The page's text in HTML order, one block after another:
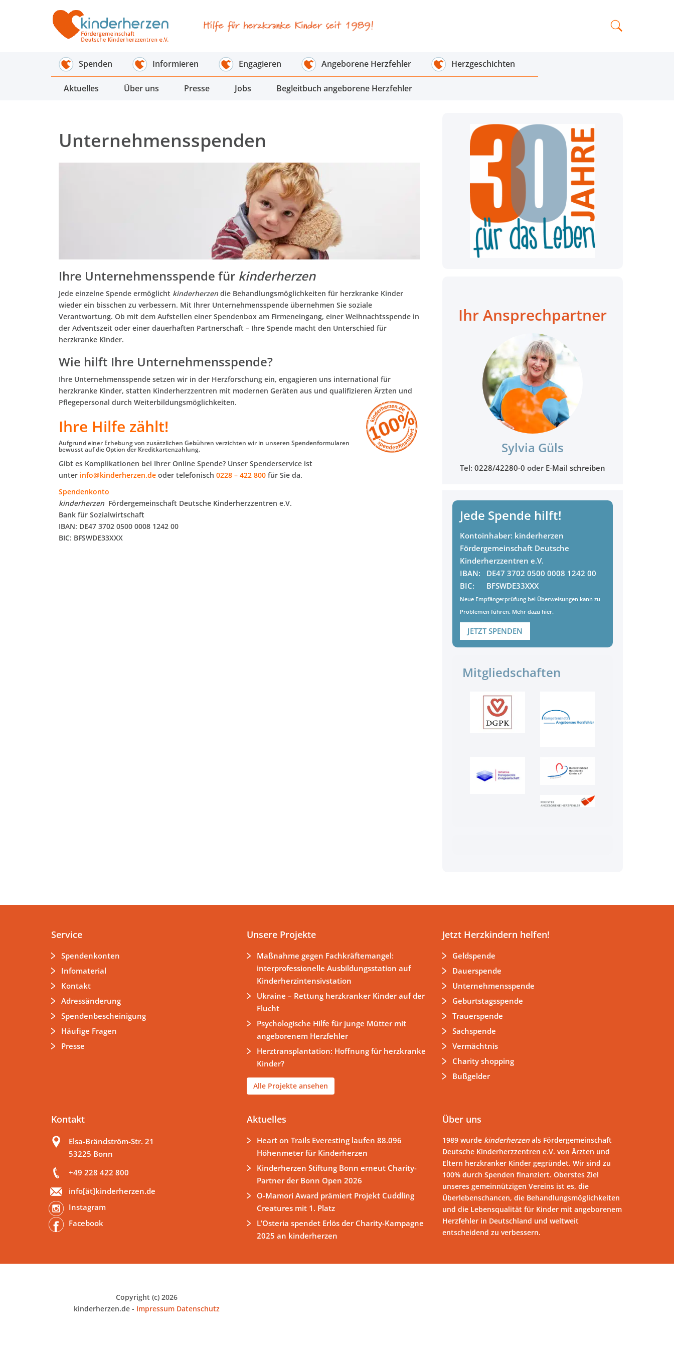
Spenden Informieren Engagieren Angeborene Herzfehler Herzgeschichten
Aktuelles Über uns Presse Jobs Begleitbuch angeborene Herzfehler
Unternehmensspenden
Ihre Unternehmensspende für kinderherzen
Jede einzelne Spende ermöglicht kinderherzen die Behandlungsmöglichkeiten für herzkranke Kinder
wieder ein bisschen zu verbessern. Mit Ihrer Unternehmensspende übernehmen Sie soziale
Verantwortung. Ob mit dem Aufstellen einer Spendenbox am Firmeneingang, einer Weihnachtsspende in
der Adventszeit oder einer dauerhaften Partnerschaft – Ihre Spende macht den Unterschied für
herzkranke Kinder.
Wie hilft Ihre Unternehmensspende?
Ihre Unternehmensspende setzen wir in der Herzforschung ein, engagieren uns international für
herzkranke Kinder, statten Kinderherzzentren mit modernen Geräten aus und qualifizieren Ärzten und
Pflegepersonal durch Weiterbildungsmöglichkeiten.
Ihre Hilfe zählt!
Aufgrund einer Erhebung von zusätzlichen Gebühren verzichten wir in unseren Spendenformularen
bewusst auf die Option der Kreditkartenzahlung.
Gibt es Komplikationen bei Ihrer Online Spende? Unser Spenderservice ist
unter info@kinderherzen.de oder telefonisch 0228 – 422 800 für Sie da.
Spendenkonto
kinderherzen Fördergemeinschaft Deutsche Kinderherzzentren e.V.
Bank für Sozialwirtschaft
IBAN: DE47 3702 0500 0008 1242 00
BIC: BFSWDE33XXX
Ihr Ansprechpartner
Sylvia Güls
Tel: 0228/42280-0 oder E-Mail schreiben
Jede Spende hilft!
Kontoinhaber: kinderherzen
Fördergemeinschaft Deutsche
Kinderherzzentren e.V.
IBAN:
DE47 3702 0500 0008 1242 00
BIC:
BFSWDE33XXX
Neue Empfängerprüfung bei Überweisungen kann zu
Problemen führen. Mehr dazu hier.
JETZT SPENDEN
Mitgliedschaften
Service
Spendenkonten
Infomaterial
Kontakt
Adressänderung
Spendenbescheinigung
Häufige Fragen
Presse
Unsere Projekte
Maßnahme gegen Fachkräftemangel:
interprofessionelle Ausbildungsstation auf
Kinderherzintensivstation
Ukraine – Rettung herzkranker Kinder auf der
Flucht
Psychologische Hilfe für junge Mütter mit
angeborenem Herzfehler
Herztransplantation: Hoffnung für herzkranke
Kinder?
Alle Projekte ansehen
Jetzt Herzkindern helfen!
Geldspende
Dauerspende
Unternehmensspende
Geburtstagsspende
Trauerspende
Sachspende
Vermächtnis
Charity shopping
Bußgelder
Kontakt
Elsa-Brändström-Str. 21
53225 Bonn
+49 228 422 800
info[ät]kinderherzen.de
Instagram
Facebook
Aktuelles
Heart on Trails Everesting laufen 88.096
Höhenmeter für Kinderherzen
Kinderherzen Stiftung Bonn erneut Charity-
Partner der Bonn Open 2026
O-Mamori Award prämiert Projekt Cuddling
Creatures mit 1. Platz
L’Osteria spendet Erlös der Charity-Kampagne
2025 an kinderherzen
Über uns
1989 wurde kinderherzen als Fördergemeinschaft
Deutsche Kinderherzzentren e.V. von Ärzten und
Eltern herzkranker Kinder gegründet. Wir sind zu
100% durch Spenden finanziert. Oberstes Ziel
unseres gemeinnützigen Vereins ist es, die
Überlebenschancen, die Behandlungsmöglichkeiten
und die Lebensqualität für Kinder mit angeborenem
Herzfehler in Deutschland und weltweit
entscheidend zu verbessern.
Copyright (c) 2026
kinderherzen.de - ImpressumDatenschutz